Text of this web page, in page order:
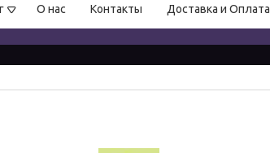
О нас Контакты Доставка и Оплата